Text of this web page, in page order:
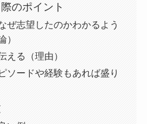
のポイント
ぜ志望したのかわかるよう
）
える（理由）
ソードや経験もあれば盛り